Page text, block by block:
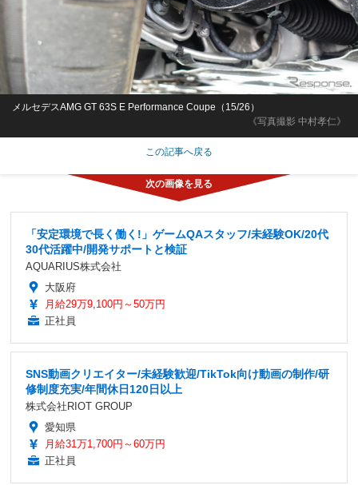
《写真撮影 中村孝仁》
メルセデスAMG GT 63S E Performance Coupe（15/26）
この記事へ戻る
「安定環境で長く働く!」ゲームQAスタッフ/未経験OK/20代
30代活躍中/開発サポートと検証
AQUARIUS株式会社
大阪府
月給29万9,100円～50万円
正社員
SNS動画クリエイター/未経験歓迎/TikTok向け動画の制作/研
修制度充実/年間休日120日以上
株式会社RIOT GROUP
愛知県
月給31万1,700円～60万円
正社員